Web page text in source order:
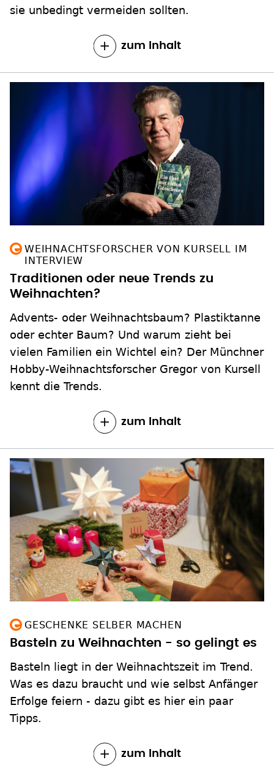
sie unbedingt vermeiden sollten.
zum Inhalt
WEIHNACHTSFORSCHER VON KURSELL IM
INTERVIEW
Traditionen oder neue Trends zu
Weihnachten?
Advents- oder Weihnachtsbaum? Plastiktanne
oder echter Baum? Und warum zieht bei
vielen Familien ein Wichtel ein? Der Münchner
Hobby-Weihnachtsforscher Gregor von Kursell
kennt die Trends.
zum Inhalt
GESCHENKE SELBER MACHEN
Basteln zu Weihnachten - so gelingt es
Basteln liegt in der Weihnachtszeit im Trend.
Was es dazu braucht und wie selbst Anfänger
Erfolge feiern - dazu gibt es hier ein paar
Tipps.
zum Inhalt